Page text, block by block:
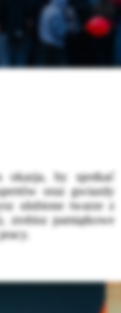
by spotkać
oraz gwiazdy
ulubione twarze z
zrobisz pamiątkowe